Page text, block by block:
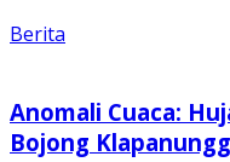
Berita
Anomali Cuaca:
Bojong